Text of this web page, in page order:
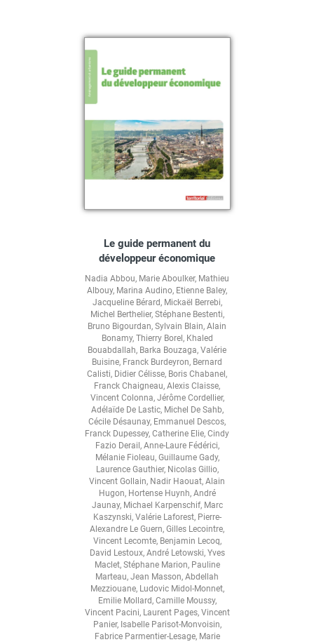
Le guide permanent du
développeur économique
Nadia Abbou, Marie Aboulker, Mathieu
Albouy, Marina Audino, Etienne Baley,
Jacqueline Bérard, Mickaël Berrebi,
Michel Berthelier, Stéphane Bestenti,
Bruno Bigourdan, Sylvain Blain, Alain
Bonamy, Thierry Borel, Khaled
Bouabdallah, Barka Bouzaga, Valérie
Buisine, Franck Burdeyron, Bernard
Calisti, Didier Célisse, Boris Chabanel,
Franck Chaigneau, Alexis Claisse,
Vincent Colonna, Jérôme Cordellier,
Adélaïde De Lastic, Michel De Sahb,
Cécile Désaunay, Emmanuel Descos,
Franck Dupessey, Catherine Elie, Cindy
Fazio Derail, Anne-Laure Fédérici,
Mélanie Fioleau, Guillaume Gady,
Laurence Gauthier, Nicolas Gillio,
Vincent Gollain, Nadir Haouat, Alain
Hugon, Hortense Huynh, André
Jaunay, Michael Karpenschif, Marc
Kaszynski, Valérie Laforest, Pierre-
Alexandre Le Guern, Gilles Lecointre,
Vincent Lecomte, Benjamin Lecoq,
David Lestoux, André Letowski, Yves
Maclet, Stéphane Marion, Pauline
Marteau, Jean Masson, Abdellah
Mezziouane, Ludovic Midol-Monnet,
Emilie Mollard, Camille Moussy,
Vincent Pacini, Laurent Pages, Vincent
Panier, Isabelle Parisot-Monvoisin,
Fabrice Parmentier-Lesage, Marie